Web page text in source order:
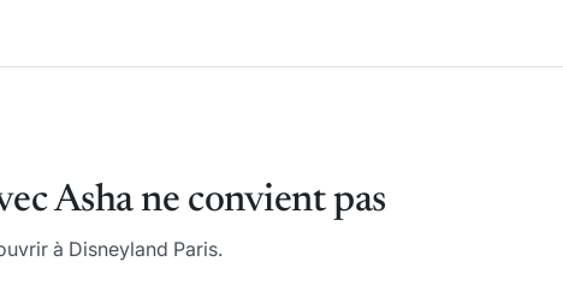
Asha ne convient pas
à Disneyland Paris.